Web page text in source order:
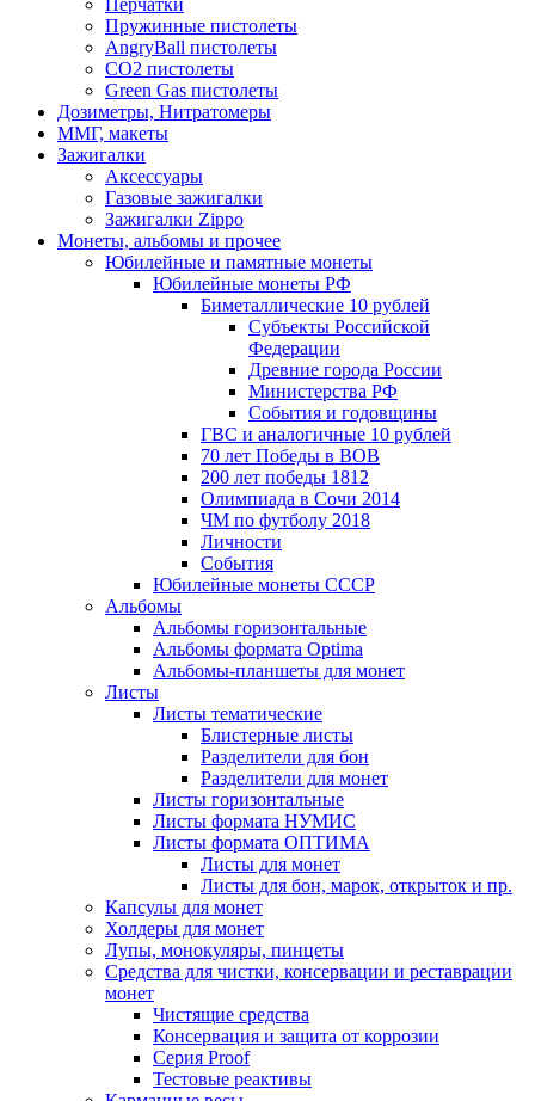
Пружинные пистолеты
AngryBall пистолеты
CO2 пистолеты
Green Gas пистолеты
Дозиметры, Нитратомеры
ММГ, макеты
Зажигалки
Аксессуары
Газовые зажигалки
Зажигалки Zippo
Монеты, альбомы и прочее
Юбилейные и памятные монеты
Юбилейные монеты РФ
Биметаллические 10 рублей
Субъекты Российской
Федерации
Древние города России
Министерства РФ
События и годовщины
ГВС и аналогичные 10 рублей
70 лет Победы в ВОВ
200 лет победы 1812
Олимпиада в Сочи 2014
ЧМ по футболу 2018
Личности
События
Юбилейные монеты СССР
Альбомы
Альбомы горизонтальные
Альбомы формата Optima
Альбомы-планшеты для монет
Листы
Листы тематические
Блистерные листы
Разделители для бон
Разделители для монет
Листы горизонтальные
Листы формата НУМИС
Листы формата ОПТИМА
Листы для монет
Листы для бон, марок, открыток и пр.
Капсулы для монет
Холдеры для монет
Лупы, монокуляры, пинцеты
Средства для чистки, консервации и реставрации
монет
Чистящие средства
Консервация и защита от коррозии
Серия Proof
Тестовые реактивы